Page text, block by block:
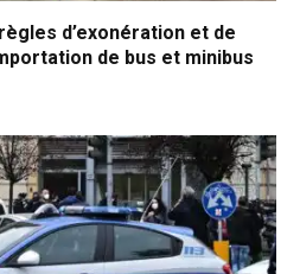
d’exonération et de
de bus et minibus